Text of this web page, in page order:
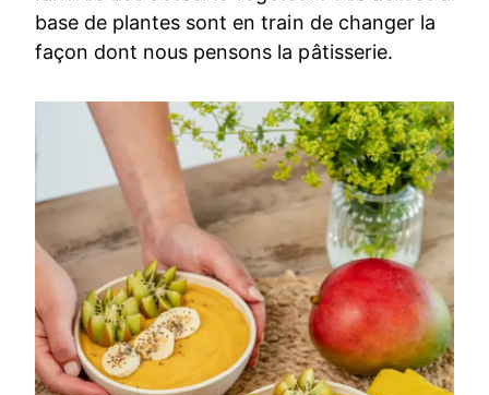
base de plantes sont en train de changer la
façon dont nous pensons la pâtisserie.